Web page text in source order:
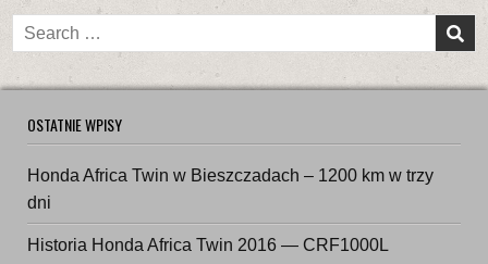
Search
for:
OSTATNIE WPISY
Honda Africa Twin w Bieszczadach – 1200 km w trzy
dni
Historia Honda Africa Twin 2016 — CRF1000L